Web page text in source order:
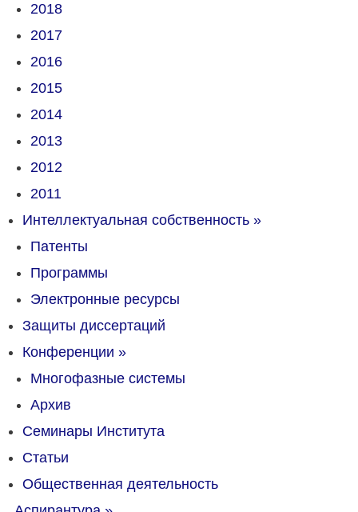
2018
2017
2016
2015
2014
2013
2012
2011
Интеллектуальная собственность »
Патенты
Программы
Электронные ресурсы
Защиты диссертаций
Конференции »
Многофазные системы
Архив
Семинары Института
Статьи
Общественная деятельность